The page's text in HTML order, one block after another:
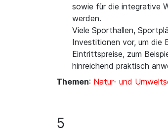
sowie für die integrative
werden.
Viele Sporthallen,
Investitionen vor, um die
Eintrittspreise, zum
hinreichend praktisch
Themen: Natur- und
5